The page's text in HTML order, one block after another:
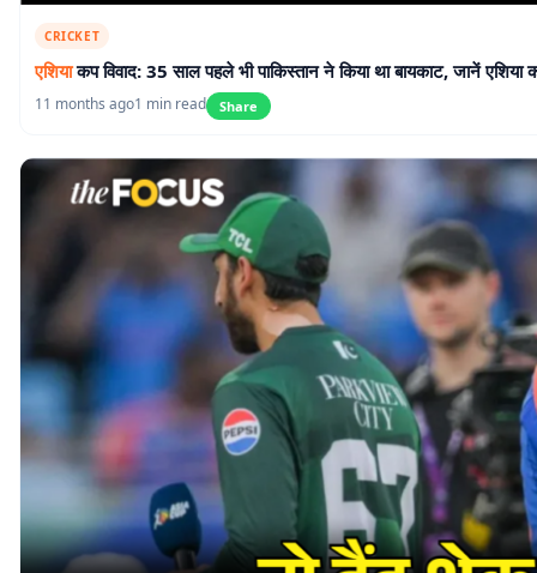
CRICKET
एशियाकप विवाद: 35 साल पहले भी पाकिस्तान ने किया था बायकाट, जानें एशिया
11 months ago1 min read Share